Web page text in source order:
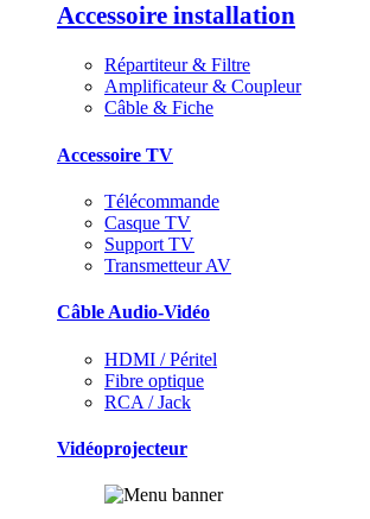
Accessoire installation
Répartiteur & Filtre
Amplificateur & Coupleur
Câble & Fiche
Accessoire TV
Télécommande
Casque TV
Support TV
Transmetteur AV
Câble Audio-Vidéo
HDMI / Péritel
Fibre optique
RCA / Jack
Vidéoprojecteur